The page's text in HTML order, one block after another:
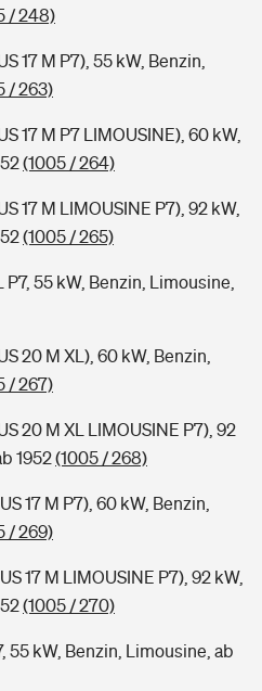
/ 248)
17 M P7), 55 kW, Benzin,
/ 263)
17 M P7 LIMOUSINE), 60 kW,
(1005 / 264)
17 M LIMOUSINE P7), 92 kW,
(1005 / 265)
P7, 55 kW, Benzin, Limousine,
20 M XL), 60 kW, Benzin,
/ 267)
20 M XL LIMOUSINE P7), 92
1952(1005 / 268)
17 M P7), 60 kW, Benzin,
/ 269)
17 M LIMOUSINE P7), 92 kW,
(1005 / 270)
55 kW, Benzin, Limousine, ab